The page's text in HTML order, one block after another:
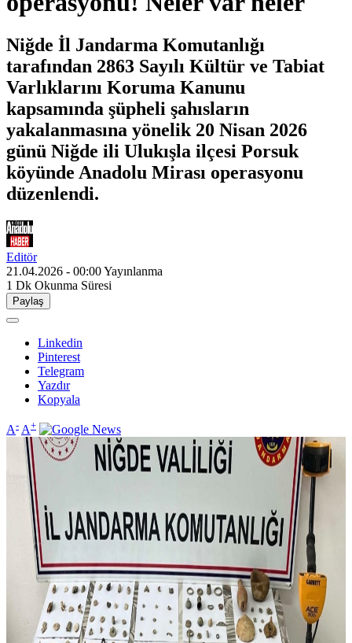
Niğde İl Jandarma Komutanlığı
tarafından 2863 Sayılı Kültür ve Tabiat
Varlıklarını Koruma Kanunu
kapsamında şüpheli şahısların
yakalanmasına yönelik 20 Nisan 2026
günü Niğde ili Ulukışla ilçesi Porsuk
köyünde Anadolu Mirası operasyonu
düzenlendi.
Editör
21.04.2026 - 00:00Yayınlanma
1 Dk Okunma Süresi
Paylaş
Linkedin
Pinterest
Telegram
Yazdır
Kopyala
A- A+